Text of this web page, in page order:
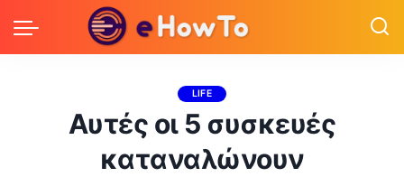
LIFE
Αυτές οι 5 συσκευές
καταναλώνουν